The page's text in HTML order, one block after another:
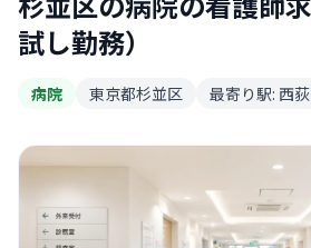
試し勤務）
病院 東京都杉並区 最寄り駅: 西